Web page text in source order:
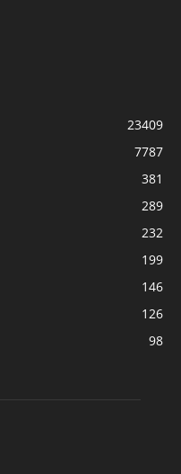
23409
7787
381
289
232
199
146
126
98